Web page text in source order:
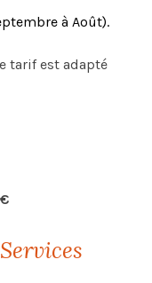
à Août).
tarif est adapté